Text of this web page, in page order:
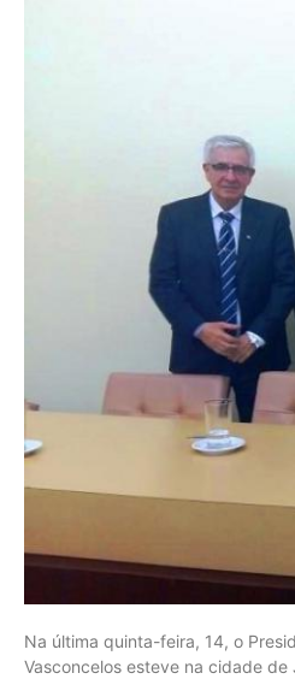
Na última quinta-feira, 14, o
Vasconcelos esteve na cidade